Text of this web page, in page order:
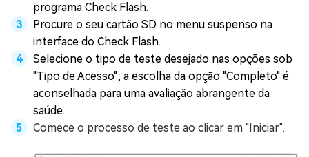
programa Check Flash.
Procure o seu cartão SD no menu suspenso na
interface do Check Flash.
Selecione o tipo de teste desejado nas opções sob
"Tipo de Acesso"; a escolha da opção "Completo" é
aconselhada para uma avaliação abrangente da
saúde.
Comece o processo de teste ao clicar em "Iniciar".